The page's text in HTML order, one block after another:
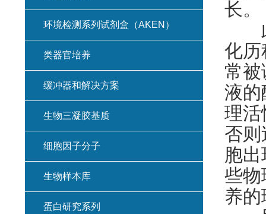
长。
此
化历
常
液的
理活
否
胞
些物
养
环境检测系列试剂盒（AKEN）
类器官培养
缓冲器和解决方案
生物三凝胶基质
细胞因子分子
生物样本库
蛋白研究系列